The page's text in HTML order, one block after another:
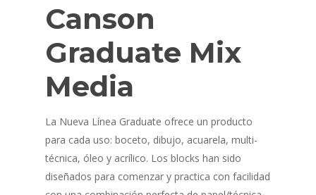
Canson
Graduate Mix
Media
La Nueva Línea Graduate ofrece un producto
para cada uso: boceto, dibujo, acuarela, multi-
técnica, óleo y acrílico. Los blocks han sido
diseñados para comenzar y practica con facilidad